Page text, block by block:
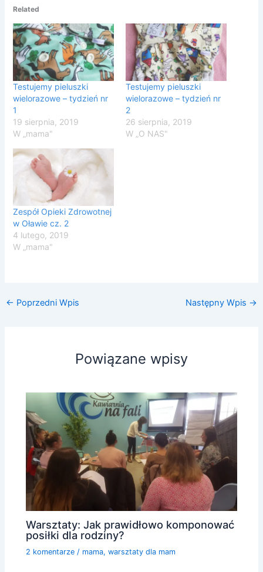
Related
Testujemy pieluszki
wielorazowe – tydzień nr
1
19 sierpnia, 2019
W „mama"
Testujemy pieluszki
wielorazowe – tydzień nr
2
26 sierpnia, 2019
W „O NAS"
Zespół Opieki Zdrowotnej
w Oławie cz. 2
4 lutego, 2019
W „mama"
← Poprzedni Wpis Następny Wpis →
Powiązane wpisy
Warsztaty: Jak prawidłowo komponować
posiłki dla rodziny?
2 komentarze / mama,warsztaty dla mam